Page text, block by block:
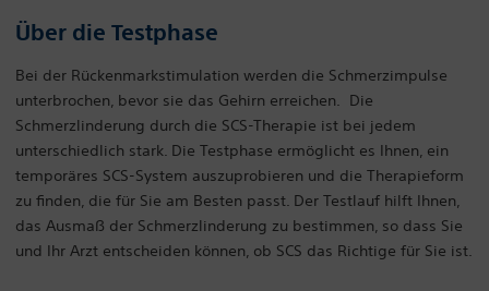
Über die Testphase
Bei der Rückenmarkstimulation werden die Schmerzimpulse
unterbrochen, bevor sie das Gehirn erreichen. Die
Schmerzlinderung durch die SCS-Therapie ist bei jedem
unterschiedlich stark. Die Testphase ermöglicht es Ihnen, ein
temporäres SCS-System auszuprobieren und die Therapieform
zu finden, die für Sie am Besten passt. Der Testlauf hilft Ihnen,
das Ausmaß der Schmerzlinderung zu bestimmen, so dass Sie
und Ihr Arzt entscheiden können, ob SCS das Richtige für Sie ist.